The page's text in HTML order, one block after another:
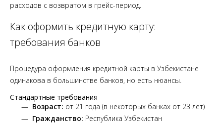
расходов с возвратом в грейс-период.
Как оформить кредитную карту:
требования банков
Процедура оформления кредитной карты в Узбекистане
одинакова в большинстве банков, но есть нюансы.
Стандартные требования
Возраст: от 21 года (в некоторых банках от 23 лет)
Гражданство: Республика Узбекистан